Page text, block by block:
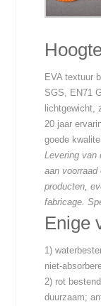
EVA textuur
SGS, EN71
lichtgewicht,
20 jaar
goede
Levering van
aan
producten,
fabricage.
Enige
1)
niet-
2) rot
duurzaam;